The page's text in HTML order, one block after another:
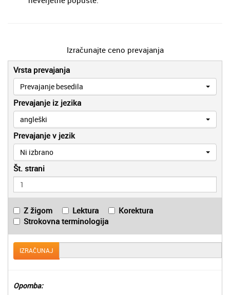
Izračunajte ceno prevajanja
Vrsta prevajanja
Prevajanje besedila
Prevajanje iz jezika
angleški
Prevajanje v jezik
Ni izbrano
Št. strani
Z žigom Lektura
Korektura
Strokovna terminologija
IZRAČUNAJ
Opomba: